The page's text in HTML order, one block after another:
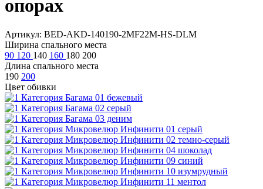
опорах
Артикул: BED-AKD-140190-2MF22M-HS-DLM
Ширина спального места
90 120 140 160 180 200
Длина спального места
190 200
Цвет обивки